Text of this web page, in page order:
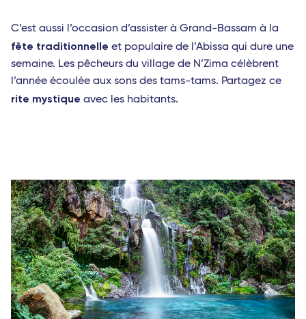
C’est aussi l’occasion d’assister à Grand-Bassam à la
fête traditionnelle et populaire de l’Abissa qui dure une
semaine. Les pêcheurs du village de N’Zima célèbrent
l’année écoulée aux sons des tams-tams. Partagez ce
rite mystique avec les habitants.